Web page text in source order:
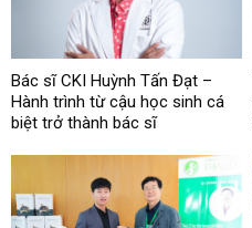
Bác sĩ CKI Huỳnh Tấn Đạt –
Hành trình từ cậu học sinh cá
biệt trở thành bác sĩ